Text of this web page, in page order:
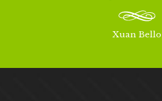
Xuan Bello